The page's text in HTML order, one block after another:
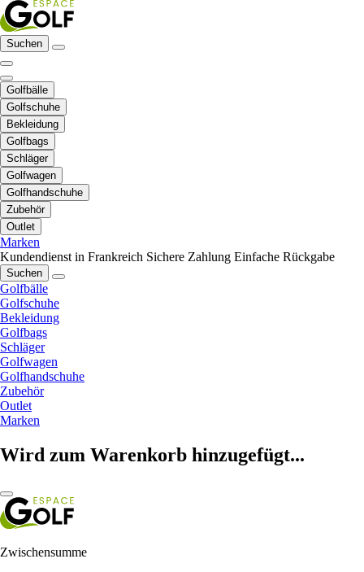
Suchen
Golfbälle
Golfschuhe
Bekleidung
Golfbags
Schläger
Golfwagen
Golfhandschuhe
Zubehör
Outlet
Marken
Kundendienst in Frankreich Sichere Zahlung Einfache Rückgabe
Suchen
Golfbälle
Golfschuhe
Bekleidung
Golfbags
Schläger
Golfwagen
Golfhandschuhe
Zubehör
Outlet
Marken
Wird zum Warenkorb hinzugefügt...
Zwischensumme